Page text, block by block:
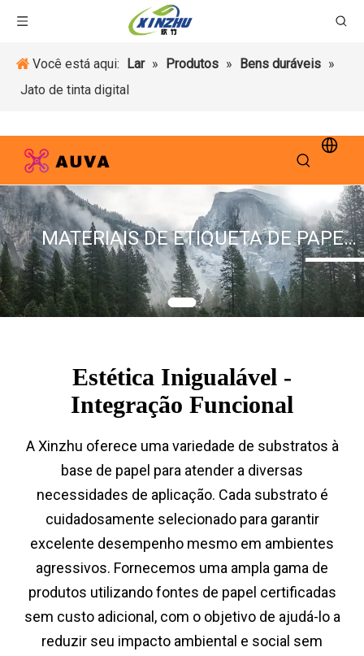
Você está aqui: Lar » Produtos » Bens duráveis »
Jato de tinta digital
MATERIAIS DE ETIQUETA DE PAPEL
Estética Inigualável -
Integração Funcional
A Xinzhu oferece uma variedade de substratos à
base de papel para atender a diversas
necessidades de aplicação. Cada substrato é
cuidadosamente selecionado para garantir
excelente desempenho mesmo em ambientes
agressivos. Fornecemos uma ampla gama de
produtos utilizando fontes de papel certificadas
sem custo adicional, com o objetivo de ajudá-lo a
reduzir seu impacto ambiental e social sem